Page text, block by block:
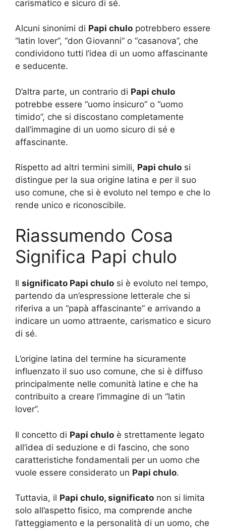
carismatico e sicuro di sé.
Alcuni sinonimi di Papi chulo potrebbero essere
“latin lover”, “don Giovanni” o “casanova”, che
condividono tutti l’idea di un uomo affascinante
e seducente.
D’altra parte, un contrario di Papi chulo
potrebbe essere “uomo insicuro” o “uomo
timido”, che si discostano completamente
dall’immagine di un uomo sicuro di sé e
affascinante.
Rispetto ad altri termini simili, Papi chulo si
distingue per la sua origine latina e per il suo
uso comune, che si è evoluto nel tempo e che lo
rende unico e riconoscibile.
Riassumendo Cosa
Significa Papi chulo
Il significato Papi chulo si è evoluto nel tempo,
partendo da un’espressione letterale che si
riferiva a un “papà affascinante” e arrivando a
indicare un uomo attraente, carismatico e sicuro
di sé.
L’origine latina del termine ha sicuramente
influenzato il suo uso comune, che si è diffuso
principalmente nelle comunità latine e che ha
contribuito a creare l’immagine di un “latin
lover”.
Il concetto di Papi chulo è strettamente legato
all’idea di seduzione e di fascino, che sono
caratteristiche fondamentali per un uomo che
vuole essere considerato un Papi chulo.
Tuttavia, il Papi chulo, significato non si limita
solo all’aspetto fisico, ma comprende anche
l’atteggiamento e la personalità di un uomo, che